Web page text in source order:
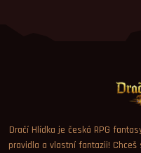
Dračí Hlídka je česká RPG
pravidla a vlastní fantazii!